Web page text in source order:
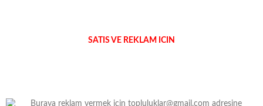
SATIS VE REKLAM ICIN